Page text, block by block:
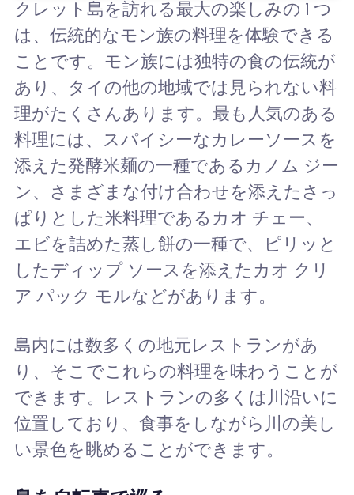
クレット島を訪れる最大の楽しみの 1 つ
は、伝統的なモン族の料理を体験できる
ことです。モン族には独特の食の伝統が
あり、タイの他の地域では見られない料
理がたくさんあります。最も人気のある
料理には、スパイシーなカレーソースを
添えた発酵米麺の一種であるカノム ジー
ン、さまざまな付け合わせを添えたさっ
ぱりとした米料理であるカオ チェー、
エビを詰めた蒸し餅の一種で、ピリッと
したディップ ソースを添えたカオ クリ
ア パック モルなどがあります。
島内には数多くの地元レストランがあ
り、そこでこれらの料理を味わうことが
できます。レストランの多くは川沿いに
位置しており、食事をしながら川の美し
い景色を眺めることができます。